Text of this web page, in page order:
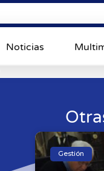
Noticias
Gestión